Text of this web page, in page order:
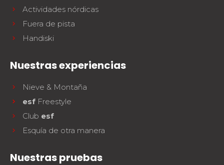
Actividades nórdicas
Fuera de pista
Handiski
Nuestras experiencias
Nieve & Montaña
esf Freestyle
Club esf
Esquía de otra manera
Nuestras pruebas